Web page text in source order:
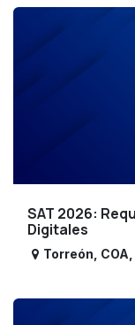
SAT 2026:
Digitales
Torreón COA